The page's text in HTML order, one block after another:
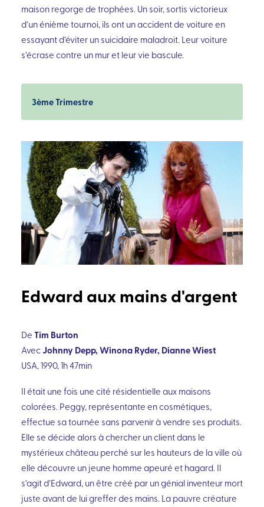
maison regorge de trophées. Un soir, sortis victorieux
d’un énième tournoi, ils ont un accident de voiture en
essayant d’éviter un suicidaire maladroit. Leur voiture
s’écrase contre un mur et leur vie bascule.
3ème Trimestre
Edward aux mains d'argent
De Tim Burton
AvecJohnny Depp, Winona Ryder, Dianne Wiest
USA, 1990, 1h 47min
Il était une fois une cité résidentielle aux maisons
colorées. Peggy, représentante en cosmétiques,
effectue sa tournée sans parvenir à vendre ses produits.
Elle se décide alors à chercher un client dans le
mystérieux château perché sur les hauteurs de la ville où
elle découvre un jeune homme apeuré et hagard. Il
s’agit d’Edward, un être créé par un génial inventeur mort
juste avant de lui greffer des mains. La pauvre créature